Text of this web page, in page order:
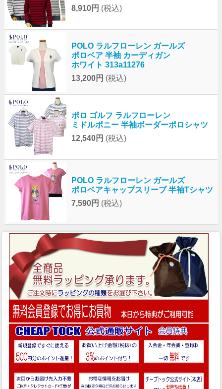
8,910円 (税込)
POLO ラルフローレン ガールズ
ポロベア 半袖 カーディガン
ホワイト 313a11276
13,200円 (税込)
ポロ ゴルフ ラルフローレン
ミドルポニー 半袖ボーダーポロシャツ
12,540円 (税込)
POLO ラルフローレン ガールズ
ポロベアキャップスリーブ 半袖Tシャツ
7,590円 (税込)